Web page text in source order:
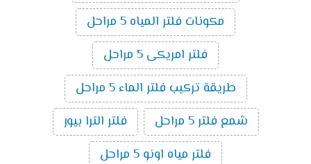
مكونات فلتر المياه 5 مراحل
فلتر امريكى 5 مراحل
طريقة تركيب فلتر الماء 5 مراحل
شمع فلتر 5 مراحل
فلتر الترا بيور
فلتر مياه اونو 5 مراحل